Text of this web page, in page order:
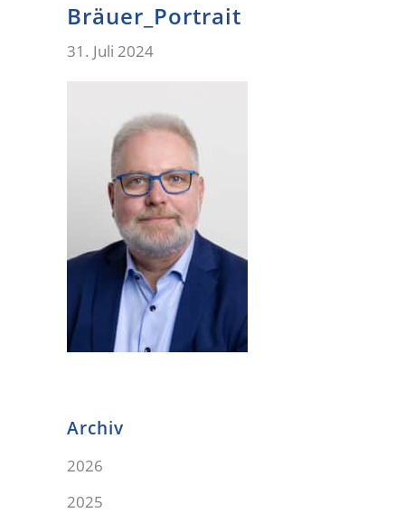
Bräuer_Portrait
31. Juli 2024
Archiv
2026
2025